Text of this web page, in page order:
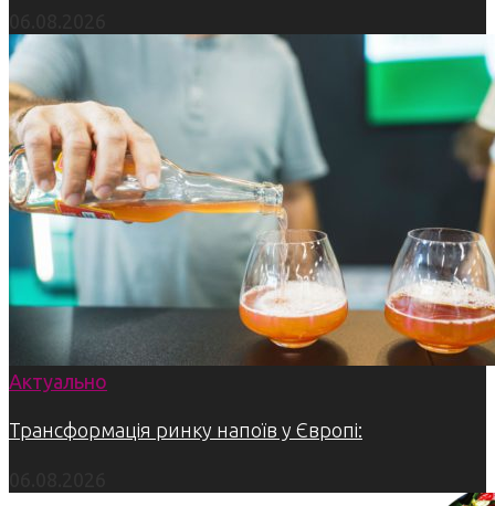
Актуально
Трансформація ринку напоїв у Європі: